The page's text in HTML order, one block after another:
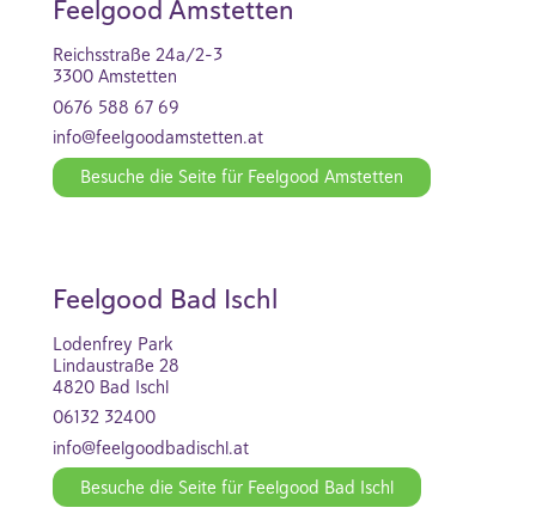
Feelgood Amstetten
Reichsstraße 24a/2-3
3300 Amstetten
0676 588 67 69
info@feelgoodamstetten.at
Besuche die Seite für Feelgood Amstetten
Feelgood Bad Ischl
Lodenfrey Park
Lindaustraße 28
4820 Bad Ischl
06132 32400
info@feelgoodbadischl.at
Besuche die Seite für Feelgood Bad Ischl